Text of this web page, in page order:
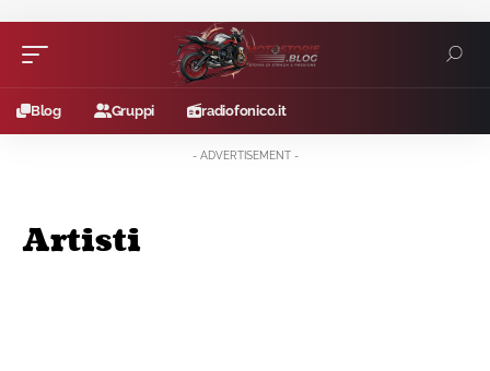
Blog Gruppi radiofonico.it
- ADVERTISEMENT -
Artisti